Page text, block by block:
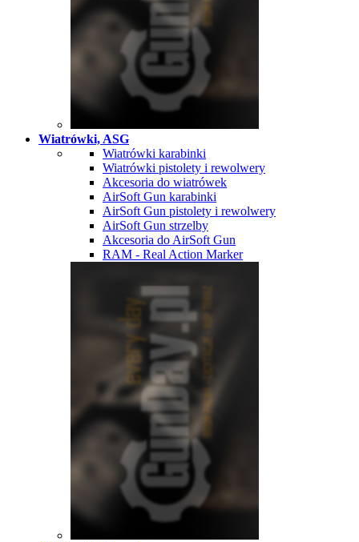
Wiatrówki, ASG
Wiatrówki karabinki
Wiatrówki pistolety i rewolwery
Akcesoria do wiatrówek
AirSoft Gun karabinki
AirSoft Gun pistolety i rewolwery
AirSoft Gun strzelby
Akcesoria do AirSoft Gun
RAM - Real Action Marker